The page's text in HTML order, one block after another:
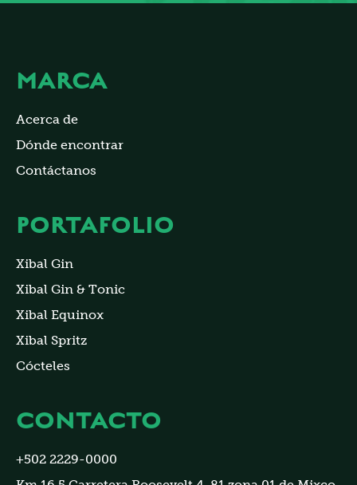
MARCA
Acerca de
Dónde encontrar
Contáctanos
PORTAFOLIO
Xibal Gin
Xibal Gin & Tonic
Xibal Equinox
Xibal Spritz
Cócteles
CONTACTO
+502 2229-0000